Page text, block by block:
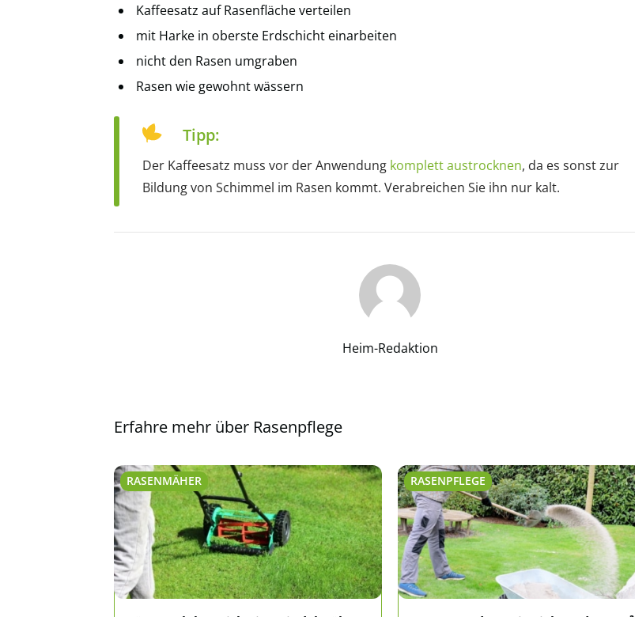
Kaffeesatz auf Rasenfläche verteilen
mit Harke in oberste Erdschicht einarbeiten
nicht den Rasen umgraben
Rasen wie gewohnt wässern
Tipp:
Der Kaffeesatz muss vor der Anwendung komplett austrocknen, da es sonst zur
Bildung von Schimmel im Rasen kommt. Verabreichen Sie ihn nur kalt.
Heim-Redaktion
Erfahre mehr über Rasenpflege
RASENMÄHER RASENPFLEGE